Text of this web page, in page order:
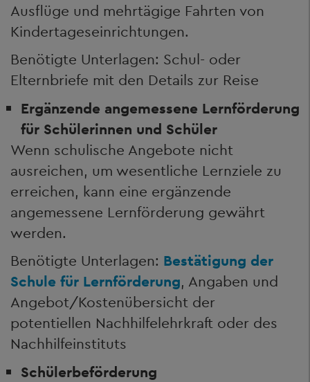
Ausflüge und mehrtägige Fahrten von
Kindertageseinrichtungen.
Benötigte Unterlagen: Schul- oder
Elternbriefe mit den Details zur Reise
Ergänzende angemessene Lernförderung
für Schülerinnen und Schüler
Wenn schulische Angebote nicht
ausreichen, um wesentliche Lernziele zu
erreichen, kann eine ergänzende
angemessene Lernförderung gewährt
werden.
Benötigte Unterlagen: Bestätigung der
Schule für Lernförderung, Angaben und
Angebot/Kostenübersicht der
potentiellen Nachhilfelehrkraft oder des
Nachhilfeinstituts
Schülerbeförderung